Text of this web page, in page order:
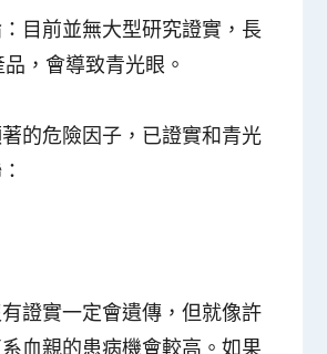
目前並無大型研究證實，長
，會導致青光眼。
的危險因子，已證實和青光
證實一定會遺傳，但就像許
血親的患病機會較高。如果